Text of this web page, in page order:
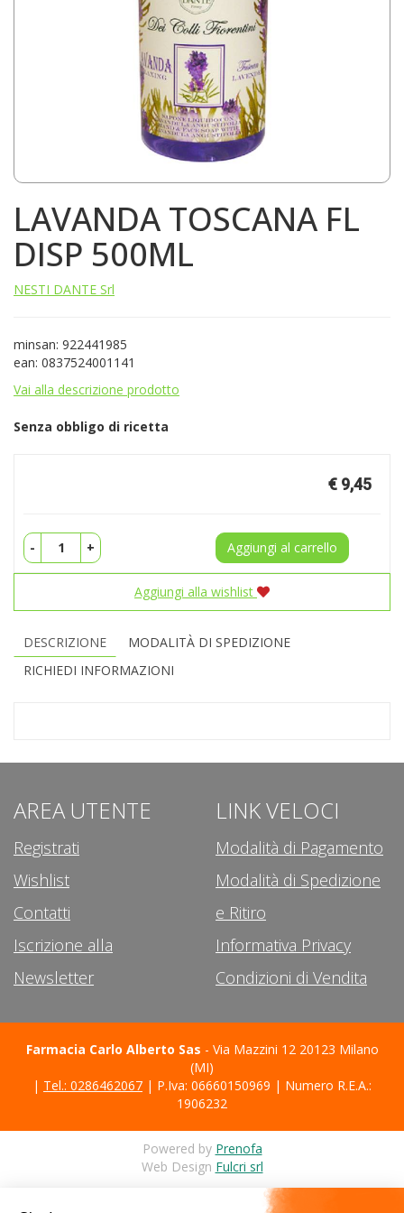
LAVANDA TOSCANA FL
DISP 500ML
NESTI DANTE Srl
minsan: 922441985
ean: 0837524001141
Vai alla descrizione prodotto
Senza obbligo di ricetta
€ 9,45
- + Aggiungi al carrello
Aggiungi alla wishlist
DESCRIZIONE
MODALITÀ DI SPEDIZIONE
RICHIEDI INFORMAZIONI
AREA UTENTE
Registrati
Wishlist
Contatti
Iscrizione alla
Newsletter
LINK VELOCI
Modalità di Pagamento
Modalità di Spedizione
e Ritiro
Informativa Privacy
Condizioni di Vendita
Farmacia Carlo Alberto Sas - Via Mazzini 12 20123 Milano
(MI)
| Tel.: 0286462067 | P.Iva: 06660150969 | Numero R.E.A.:
1906232
Powered by Prenofa
Web Design Fulcri srl